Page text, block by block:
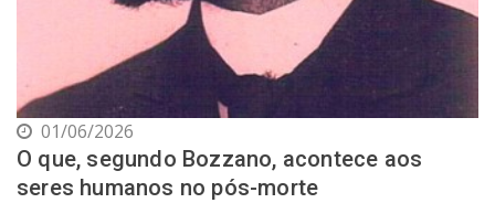
01/06/2026
O que, segundo Bozzano, acontece aos
seres humanos no pós-morte